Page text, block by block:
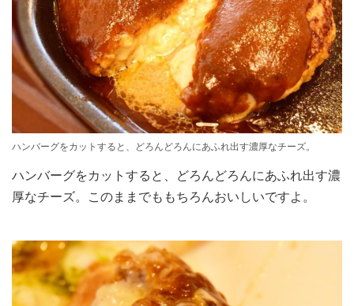
ハンバーグをカットすると、どろんどろんにあふれ出す濃厚なチーズ。
ハンバーグをカットすると、どろんどろんにあふれ出す濃
厚なチーズ。このままでももちろんおいしいですよ。